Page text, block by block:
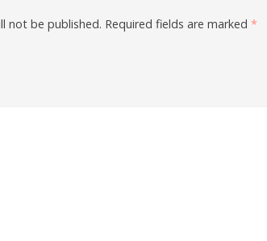
not be published. Required fields are marked *